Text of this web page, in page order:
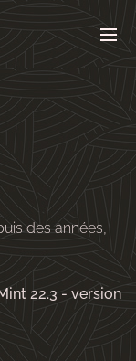
des années,
22.3 - version